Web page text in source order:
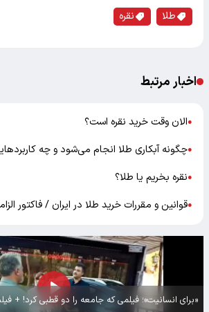
طلا نقره‌
اخبار مرتبط
●الان وقت خرید نقره است؟
●چگونه آبکاری طلا انجام می‌شود و چه
●نقره بخریم یا طلا؟
●قوانین و مقررات خرید طلا در ایران / فاکتور
«برای انسانیت»؛ فیلمی که جامعه را دو قطبی کرد! +